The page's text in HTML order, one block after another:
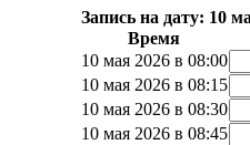
Запись на дату: 10
Время
10 мая 2026 в 08:00
10 мая 2026 в 08:15
10 мая 2026 в 08:30
10 мая 2026 в 08:45